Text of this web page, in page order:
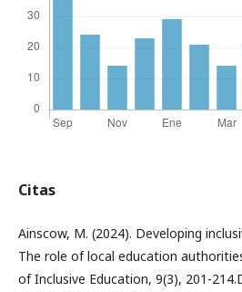
Citas
Ainscow, M. (2024). Developing
The role of local education
of Inclusive Education, 9(3), 201-